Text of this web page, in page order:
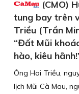
(CMO)
tung bay trên
Triều (Trần
“Đất Mũi
hào, kiêu
Ông Hai Triều,
lịch Mũi Cà Mau,